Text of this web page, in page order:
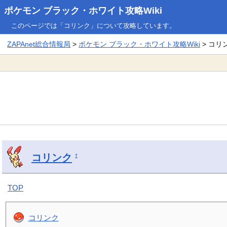
ポケモン ブラック・ホワイト攻略Wiki
このページでは「コリンク」について攻略しています。
ZAPAnet総合情報局 >ポケモン ブラック・ホワイト攻略Wiki > コリ
コリンク †
TOP
コリンク